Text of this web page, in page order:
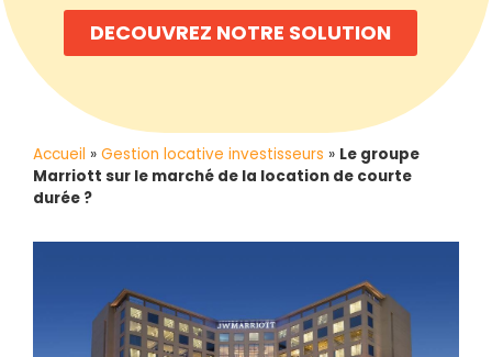
DECOUVREZ NOTRE SOLUTION
Accueil » Gestion locative investisseurs » Le groupe
Marriott sur le marché de la location de courte
durée ?